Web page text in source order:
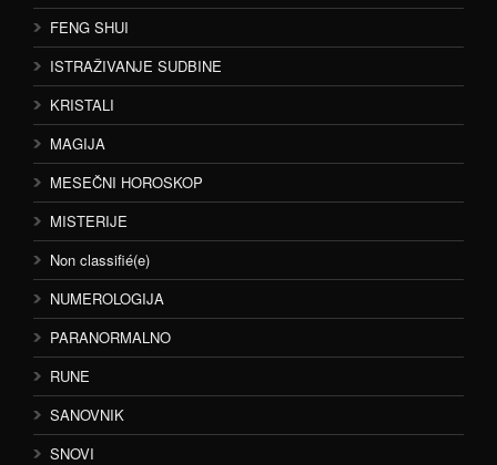
FENG SHUI
ISTRAŽIVANJE SUDBINE
KRISTALI
MAGIJA
MESEČNI HOROSKOP
MISTERIJE
Non classifié(e)
NUMEROLOGIJA
PARANORMALNO
RUNE
SANOVNIK
SNOVI